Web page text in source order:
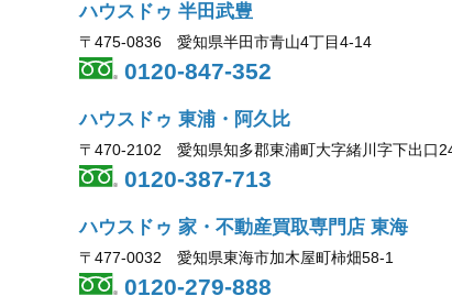
ハウスドゥ 半田武豊
〒475-0836 愛知県半田市青山4丁目4-14
0120-847-352
ハウスドゥ 東浦・阿久比
〒470-2102 愛知県知多郡東浦町大字緒川字下出口
0120-387-713
ハウスドゥ 家・不動産買取専門店 東海
〒477-0032 愛知県東海市加木屋町柿畑58-1
0120-279-888